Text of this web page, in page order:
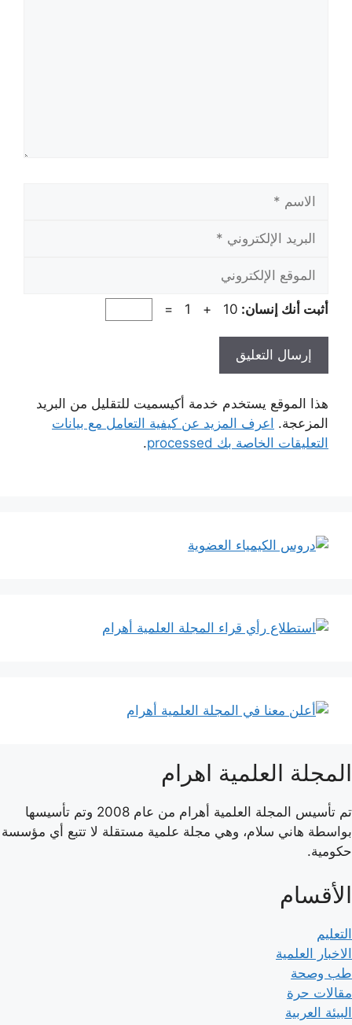
الاسم
البريد
الإلكتروني
الموقع
الإلكتروني
أثبت أنك إنسان: 10 + 1 =
هذا الموقع يستخدم خدمة أكيسميت للتقليل من البريد
المزعجة. اعرف المزيد عن كيفية التعامل مع بيانات
التعليقات الخاصة بك processed
.
المجلة العلمية اهرام
تم تأسيس المجلة العلمية أهرام من عام 2008 وتم تأسيسها
بواسطة هاني سلام، وهي مجلة علمية مستقلة لا تتبع أي مؤسسة
حكومية.
الأقسام
التعليم
الاخبار العلمية
طب وصحة
مقالات حرة
البيئة العربية